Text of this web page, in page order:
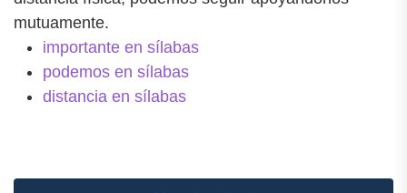
mutuamente.
importante en sílabas
podemos en sílabas
distancia en sílabas